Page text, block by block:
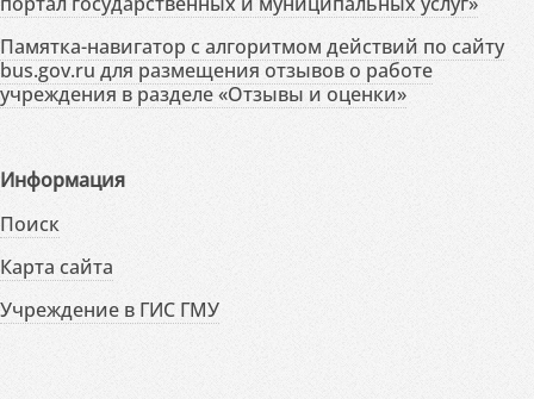
Памятка-навигатор с алгоритмом действий по сайту
bus.gov.ru для размещения отзывов о работе
учреждения в разделе «Отзывы и оценки»
Информация
Поиск
Карта сайта
Учреждение в ГИС ГМУ